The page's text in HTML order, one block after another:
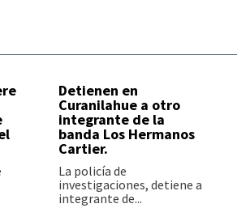
Detienen en
Curanilahue a otro
integrante de la
banda Los Hermanos
Cartier.
La policía de
investigaciones, detiene a
integrante de...